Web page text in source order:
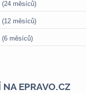
(24 měsíců)
(12 měsíců)
(6 měsíců)
NA EPRAVO.CZ